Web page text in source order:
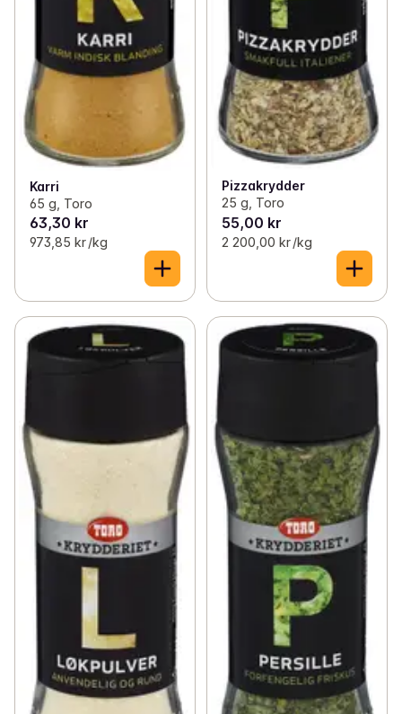
Karri
65 g, Toro
63,30 kr
973,85 kr /kg
Pizzakrydder
25 g, Toro
55,00 kr
2 200,00 kr /kg